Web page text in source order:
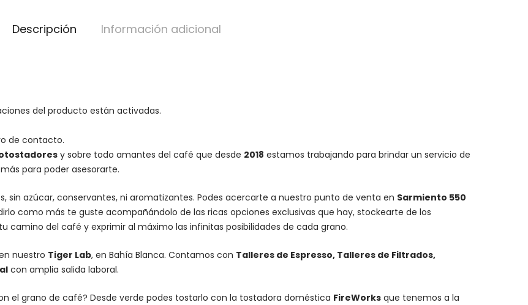
Descripción Información adicional
del producto están activadas.
de contacto.
y sobre todo amantes del café que desde 2018 estamos trabajando para brindar un servicio de
para poder asesorarte.
sin azúcar, conservantes, ni aromatizantes. Podes acercarte a nuestro punto de venta en Sarmiento 550
como más te guste acompañándolo de las ricas opciones exclusivas que hay, stockearte de los
camino del café y exprimir al máximo las infinitas posibilidades de cada grano.
nuestro Tiger Lab, en Bahía Blanca. Contamos con Talleres de Espresso, Talleres de Filtrados,
con amplia salida laboral.
el grano de café? Desde verde podes tostarlo con la tostadora doméstica FireWorks que tenemos a la